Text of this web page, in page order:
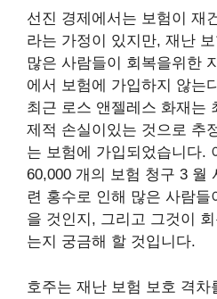
선진 경제에서는 보험이 재
라는 가정이 있지만, 재난
많은 사람들이 회복을위한
에서 보험에 가입하지 않는
최근 로스 앤젤레스 화재는
제적 손실이있는 것으로 추
는 보험에 가입되었습니다.
60,000 개의 보험 청구 3 월
련 홍수로 인해 많은 사람
을 것인지, 그리고 그것이
는지 궁금해 할 것입니다.
호주는 재난 보험 보호 격